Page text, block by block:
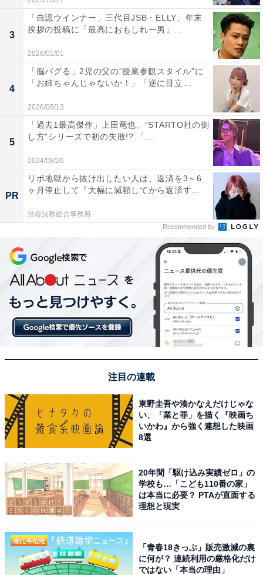
3
「自認ウインナー」三代目JSB・ELLY、年末
挨拶の投稿に「最高におもしれー男」...
2026/01/01
4
「脳バグる」2児の父の“授業参観スタイル”に
「お姉ちゃんじゃないか！」「逆に目立...
2026/05/13
5
「過去1最高傑作」上田竜也、“STARTO社の倒
し方”シリーズで初の失敗!? 「...
2024/08/26
PR
リボ地獄から抜け出したい人は、返済を3～6
ヶ月停止して『大幅に減額してから返済す...
渋谷法務総合事務所
Recommended by
注目の連載
東野圭吾や湊かなえだけじゃな
い、「業と罪」を描く『映画ち
いかわ』から強く連想した映画
8選
20年間「駆け込み実績ゼロ」の
学校も…「こども110番の家」
は本当に必要？ PTAが直面する
理想と現実
「青春18きっぷ」販売激減の裏
に何が？ 連続利用の厳格化だけ
ではない「本当の理由」